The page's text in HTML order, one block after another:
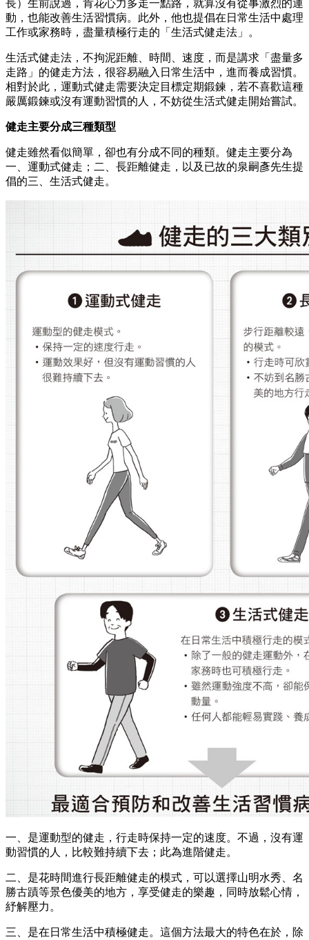
長）生前說過，肯花心力多走一點路，就算沒有從事激烈的運
動，也能改善生活習慣病。此外，他也提倡在日常生活中處理
工作或家務時，盡量積極行走的「生活式健走法」。
生活式健走法，不拘泥距離、時間、速度，而是講求「盡量多
走路」的健走方法，很容易融入日常生活中，進而養成習慣。
相對於此，運動式健走需要決定目標定期鍛鍊，若不喜歡這種
嚴厲鍛鍊或沒有運動習慣的人，不妨從生活式健走開始嘗試。
健走主要分成三種類型
健走雖然看似簡單，卻也有分成不同的種類。健走主要分為
一、運動式健走；二、長距離健走，以及已故的泉嗣彥先生提
倡的三、生活式健走。
一、是運動型的健走，行走時保持一定的速度。不過，沒有運
動習慣的人，比較難持續下去；此為進階健走。
二、是花時間進行長距離健走的模式，可以選擇山明水秀、名
勝古蹟等景色優美的地方，享受健走的樂趣，同時放鬆心情，
紓解壓力。
三、是在日常生活中積極健走。這個方法最大的特色在於，除